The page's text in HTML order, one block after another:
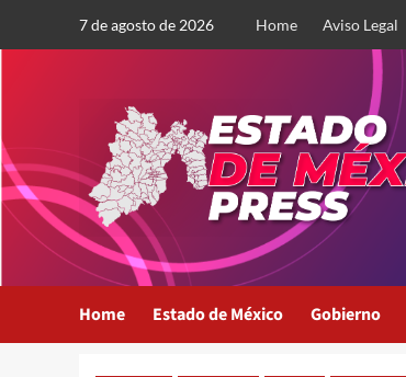
7 de agosto de 2026 Home Aviso Legal
Home Estado de México Gobierno